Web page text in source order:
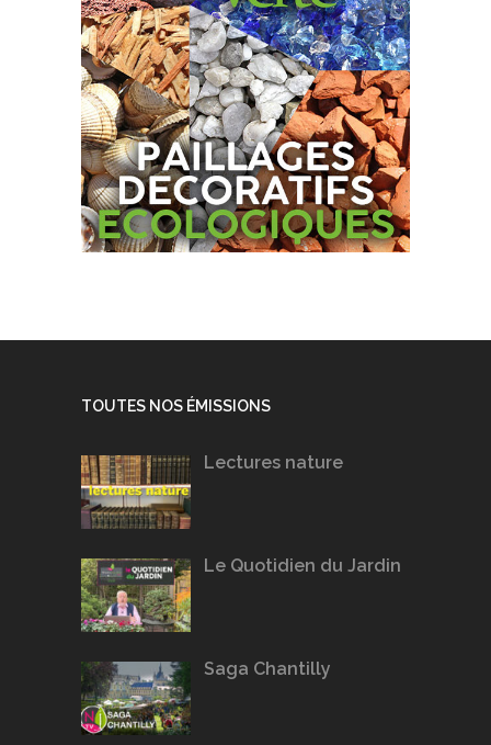
TOUTES NOS ÉMISSIONS
Lectures nature
Le Quotidien du Jardin
Saga Chantilly